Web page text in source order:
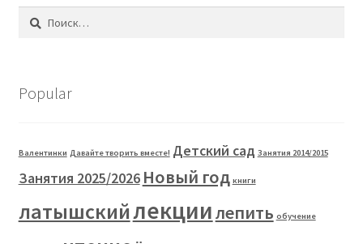
Найти:
Popular
Валентинки Давайте творить вместе! Детский сад Занятия 2014/2015
Занятия 2025/2026 Новый год книги
латышскийлекциилепить обучение